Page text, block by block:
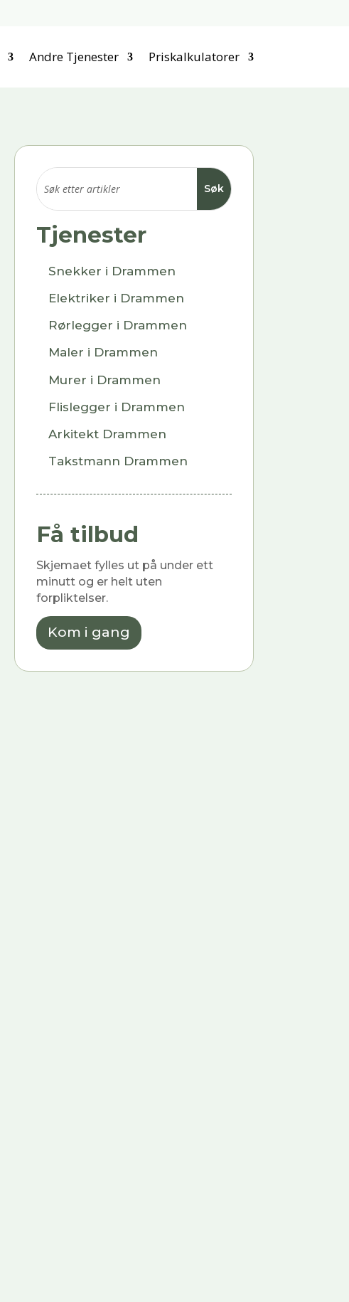
Andre Tjenester Priskalkulatorer
Tjenester
Snekker i Drammen
Elektriker i Drammen
Rørlegger i Drammen
Maler i Drammen
Murer i Drammen
Flislegger i Drammen
Arkitekt Drammen
Takstmann Drammen
Få tilbud
Skjemaet fylles ut på under ett
minutt og er helt uten
forpliktelser.
Kom i gang